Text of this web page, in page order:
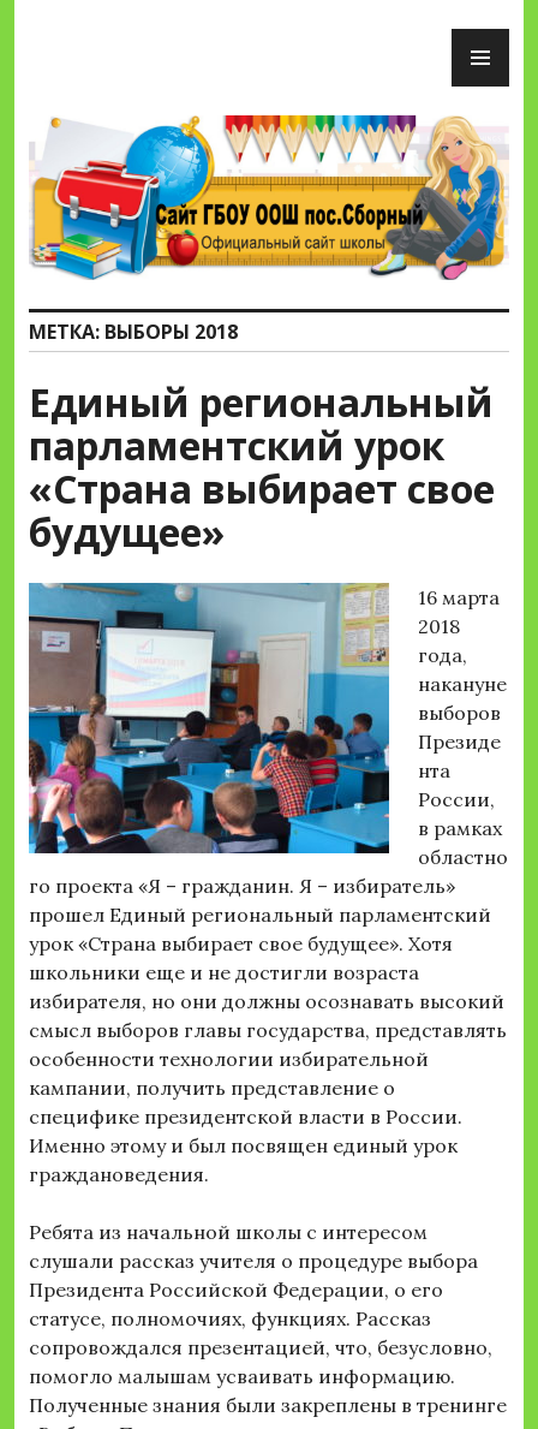
Сайт ГБОУ ООШ пос.Сборный
МЕТКА: ВЫБОРЫ 2018
Единый региональный
парламентский урок
«Страна выбирает свое
будущее»
16 марта
2018
года,
накануне
выборов
Президе
нта
России,
в рамках
областно
го проекта «Я – гражданин. Я – избиратель»
прошел Единый региональный парламентский
урок «Страна выбирает свое будущее». Хотя
школьники еще и не достигли возраста
избирателя, но они должны осознавать высокий
смысл выборов главы государства, представлять
особенности технологии избирательной
кампании, получить представление о
специфике президентской власти в России.
Именно этому и был посвящен единый урок
граждановедения.
Ребята из начальной школы с интересом
слушали рассказ учителя о процедуре выбора
Президента Российской Федерации, о его
статусе, полномочиях, функциях. Рассказ
сопровождался презентацией, что, безусловно,
помогло малышам усваивать информацию.
Полученные знания были закреплены в тренинге